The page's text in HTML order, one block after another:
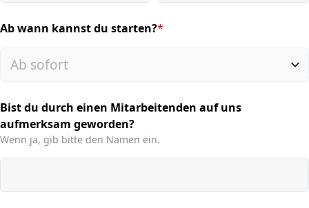
Ab wann kannst du starten?*
(required)
Bist du durch einen Mitarbeitenden auf uns
aufmerksam geworden?
Wenn ja, gib bitte den Namen ein.